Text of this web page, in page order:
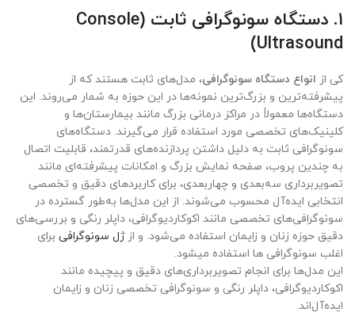
۱. دستگاه سونوگرافی ثابت (Console
Ultrasound)
کی از انواع دستگاه سونوگرافی، مدل‌های ثابت هستند که از
پیشرفته‌ترین و بزرگ‌ترین نمونه‌ها در این حوزه به شمار می‌روند. این
دستگاه‌ها معمولاً در مراکز درمانی بزرگ مانند بیمارستان‌ها و
کلینیک‌های تخصصی مورد استفاده قرار می‌گیرند. دستگاه‌های
سونوگرافی ثابت به دلیل داشتن پردازنده‌های قدرتمند، قابلیت اتصال
به چندین پروب، صفحه نمایش بزرگ و امکانات پیشرفته‌ای مانند
تصویربرداری سه‌بعدی و چهاربعدی، برای کاربردهای دقیق و تخصصی
انتخابی ایده‌آل محسوب می‌شوند. از این مدل‌ها به‌طور گسترده در
سونوگرافی‌های تخصصی مانند اکوکاردیوگرافی، داپلر رنگی و بررسی‌های
دقیق حوزه زنان و زایمان استفاده می‌شود. و ازژل سونوگرافی برای
اغلب سونوگرافی ها استفاده میشود.
این مدل‌ها برای انجام تصویربرداری‌های دقیق و پیچیده مانند
اکوکاردیوگرافی، داپلر رنگی و سونوگرافی تخصصی زنان و زایمان
ایده‌آل‌اند.